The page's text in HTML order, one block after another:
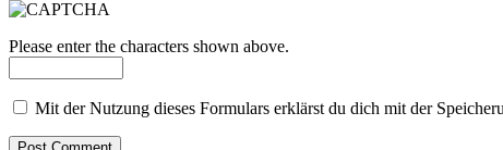
Please enter the characters shown above.
Mit der Nutzung dieses Formulars erklärst du dich mit der